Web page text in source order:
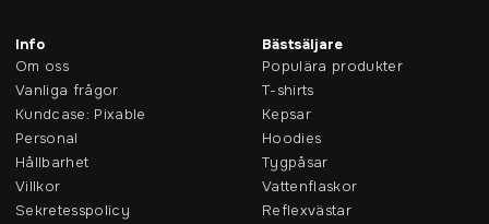
Info
Om oss
Vanliga frågor
Kundcase: Pixable
Personal
Hållbarhet
Villkor
Sekretesspolicy
Bästsäljare
Populära produkter
T-shirts
Kepsar
Hoodies
Tygpåsar
Vattenflaskor
Reflexvästar